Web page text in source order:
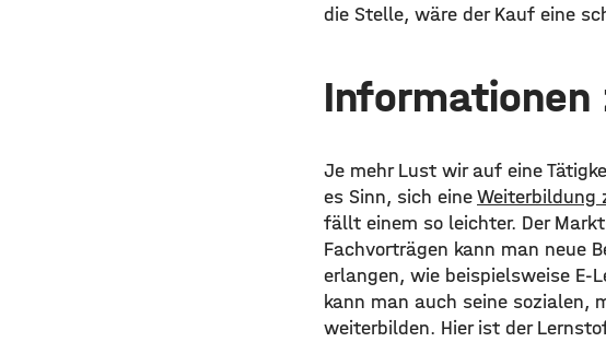
die Stelle, wäre der Kauf eine
Informationen
Je mehr Lust wir auf eine
es Sinn, sich eineWeiterbildung
fällt einem so leichter. Der
Fachvorträgen kann man neue
erlangen, wie beispielsweise
kann man auch seine sozialen,
weiterbilden. Hier ist der